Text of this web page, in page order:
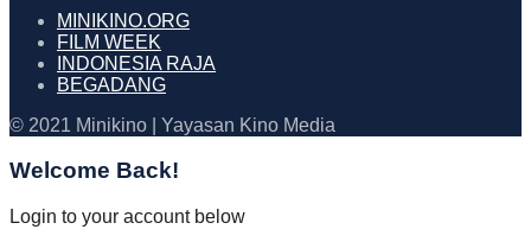
MINIKINO.ORG
FILM WEEK
INDONESIA RAJA
BEGADANG
© 2021 Minikino | Yayasan Kino Media
Welcome Back!
Login to your account below